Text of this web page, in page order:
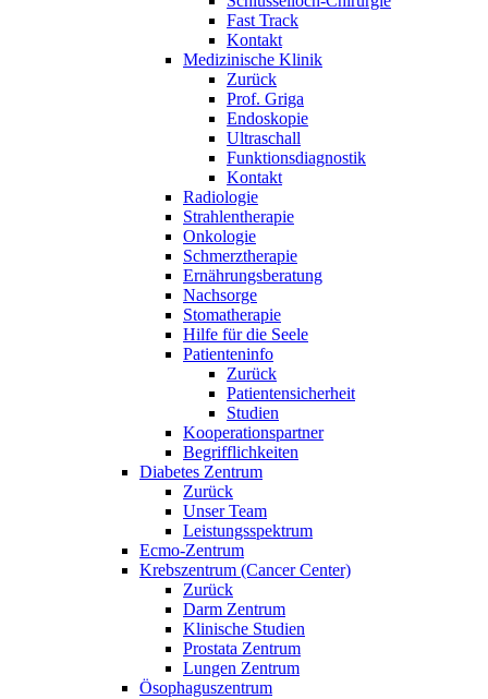
Fast Track
Kontakt
Medizinische Klinik
Zurück
Prof. Griga
Endoskopie
Ultraschall
Funktionsdiagnostik
Kontakt
Radiologie
Strahlentherapie
Onkologie
Schmerztherapie
Ernährungsberatung
Nachsorge
Stomatherapie
Hilfe für die Seele
Patienteninfo
Zurück
Patientensicherheit
Studien
Kooperationspartner
Begrifflichkeiten
Diabetes Zentrum
Zurück
Unser Team
Leistungsspektrum
Ecmo-Zentrum
Krebszentrum (Cancer Center)
Zurück
Darm Zentrum
Klinische Studien
Prostata Zentrum
Lungen Zentrum
Ösophaguszentrum